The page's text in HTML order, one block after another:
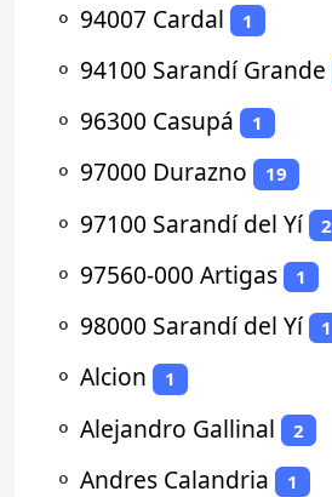
⚬ 94007 Cardal 1
⚬ 94100 Sarandí Grande
⚬ 96300 Casupá 1
⚬ 97000 Durazno 19
⚬ 97100 Sarandí del Yí 2
⚬ 97560-000 Artigas 1
⚬ 98000 Sarandí del Yí 1
⚬ Alcion 1
⚬ Alejandro Gallinal 2
⚬ Andres Calandria 1